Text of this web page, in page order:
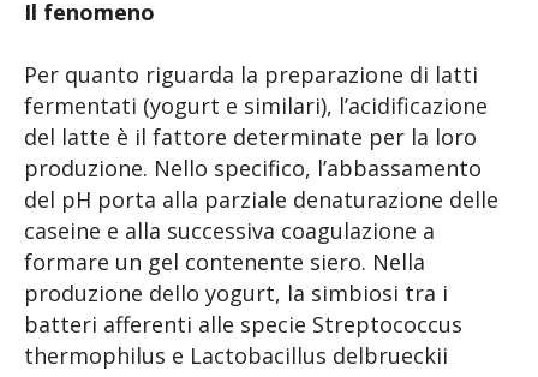
Il fenomeno
Per quanto riguarda la preparazione di latti
fermentati (yogurt e similari), l’acidificazione
del latte è il fattore determinate per la loro
produzione. Nello specifico, l’abbassamento
del pH porta alla parziale denaturazione delle
caseine e alla successiva coagulazione a
formare un gel contenente siero. Nella
produzione dello yogurt, la simbiosi tra i
batteri afferenti alle specie Streptococcus
thermophilus e Lactobacillus delbrueckii